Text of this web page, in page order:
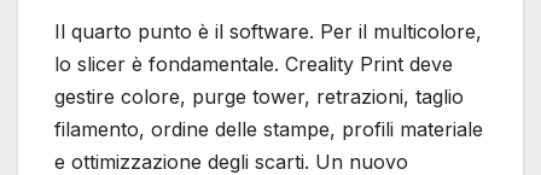
Il quarto punto è il software. Per il multicolore,
lo slicer è fondamentale. Creality Print deve
gestire colore, purge tower, retrazioni, taglio
filamento, ordine delle stampe, profili materiale
e ottimizzazione degli scarti. Un nuovo